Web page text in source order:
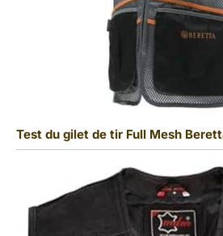
Test du gilet de tir Full Mesh